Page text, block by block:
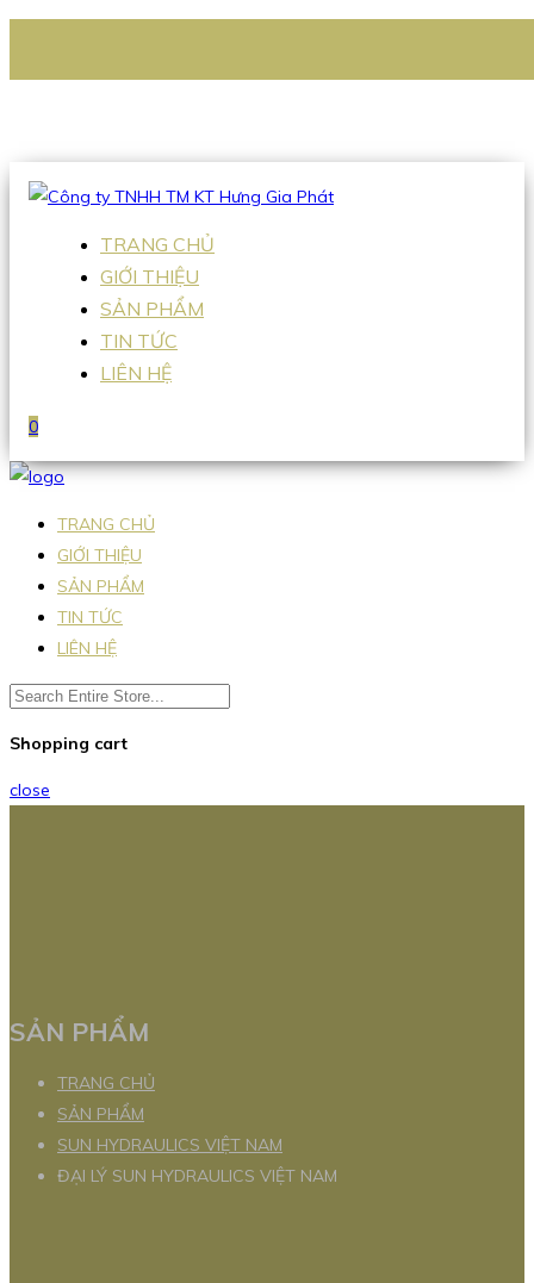
Hotline:0938 336 079
TRANG CHỦ
GIỚI THIỆU
SẢN PHẨM
TIN TỨC
LIÊN HỆ
0
TRANG CHỦ
GIỚI THIỆU
SẢN PHẨM
TIN TỨC
LIÊN HỆ
Shopping cart
close
SẢN PHẨM
TRANG CHỦ
SẢN PHẨM
SUN HYDRAULICS VIỆT NAM
ĐẠI LÝ SUN HYDRAULICS VIỆT NAM